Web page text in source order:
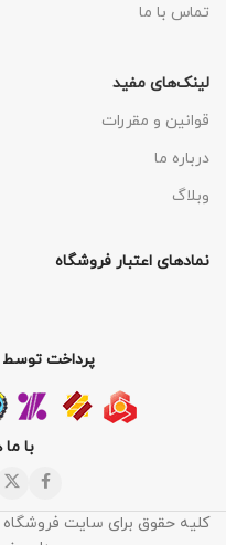
تماس با ما
لینک‌های مفید
قوانین و مقررات
درباره ما
وبلاگ
نمادهای اعتبار فروشگاه
پرداخت توسط
با
کلیه حقوق برای سایت